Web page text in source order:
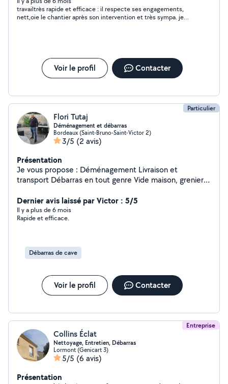
travailtrès rapide et efficace : il respecte ses engagements,
nett,oie le chantier après son intervention et très sympa. je
Voir le profil Contacter
Particulier
Flori Tutaj
Déménagement et débarras
Bordeaux (Saint-Bruno-Saint-Victor 2)
3/5 (2 avis)
Présentation
Je vous propose : Déménagement Livraison et
transport Débarras en tout genre Vide maison, grenier,
de chantier Bordeaux et alentours Intervention rapide
Disponible 7/7j
Dernier avis laissé par Victor : 5/5
Il y a plus de 6 mois
Rapide et efficace.
Débarras de cave
Voir le profil Contacter
Entreprise
Collins Éclat
Nettoyage, Entretien, Débarras
Lormont (Genicart 3)
5/5 (6 avis)
Présentation